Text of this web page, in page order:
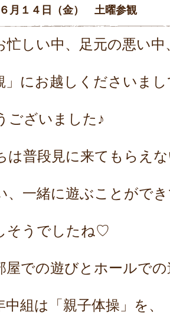
月１４日（金） 土曜参観
しい中、足元の悪い中
」にお越しくださいまし
ございました♪
は普段見に来てもらえ
、一緒に遊ぶことができ
そうでしたね♡
屋での遊びとホールで
組は「親子体操」を、